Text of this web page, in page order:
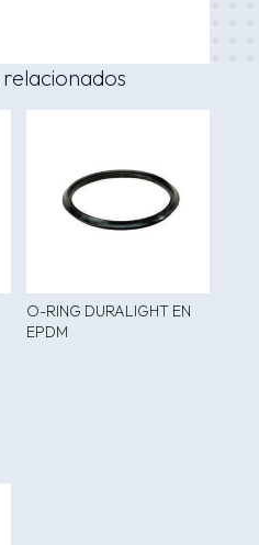
O-RING DURALIGHT EN
EPDM